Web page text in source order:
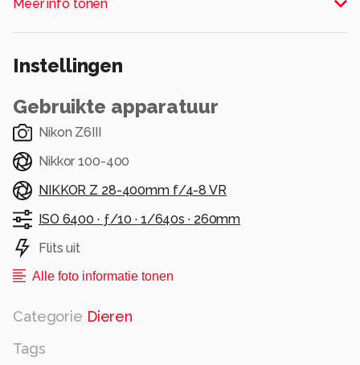
er van af.
Meer info tonen
Instellingen
Gebruikte apparatuur
Nikon Z6III
Nikkor 100-400
NIKKOR Z 28-400mm f/4-8 VR
ISO 6400 · ƒ/10 · 1/640s · 260mm
Flits uit
Alle foto informatie tonen
Categorie Dieren
Tags